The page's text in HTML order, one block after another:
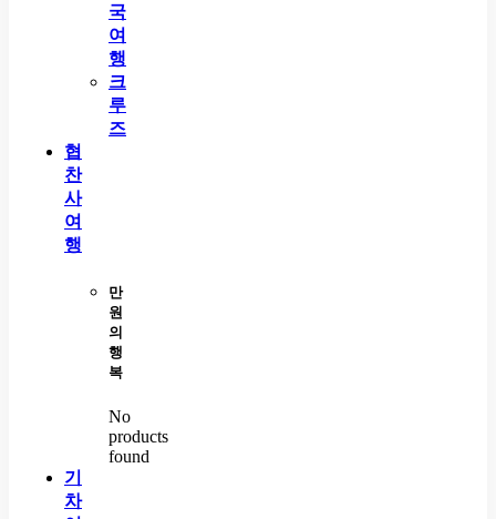
국
여
행
크
루
즈
협
찬
사
여
행
만
원
의
행
복
No
products
found
기
차